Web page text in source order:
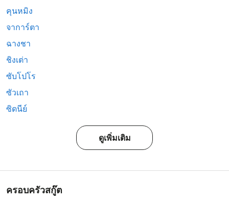
คุนหมิง
จาการ์ตา
ฉางชา
ชิงเต่า
ซับโปโร
ซัวเถา
ซิดนีย์
ดูเพิ่มเติม
ครอบครัวสกู๊ต